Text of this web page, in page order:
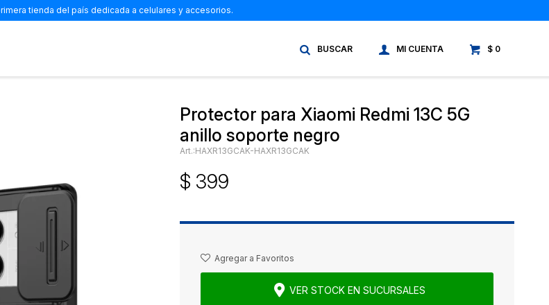
$ 0
tienda del país dedicada a celulares y accesorios.
Protector para Xiaomi Redmi 13C 5G
anillo soporte negro
HAXR13GCAK-HAXR13GCAK
$ 399
VER STOCK EN SUCURSALES